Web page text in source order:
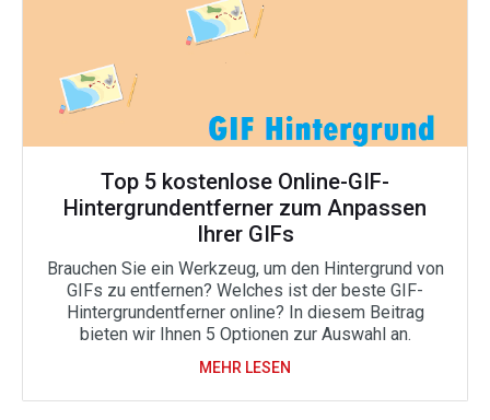
Top 5 kostenlose Online-GIF-
Hintergrundentferner zum Anpassen
Ihrer GIFs
Brauchen Sie ein Werkzeug, um den Hintergrund von
GIFs zu entfernen? Welches ist der beste GIF-
Hintergrundentferner online? In diesem Beitrag
bieten wir Ihnen 5 Optionen zur Auswahl an.
MEHR LESEN